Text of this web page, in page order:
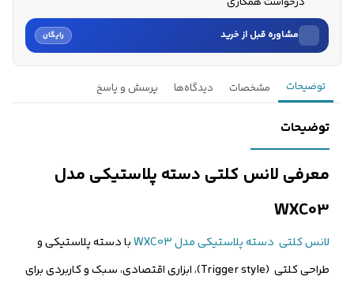
مشاوره قبل از خرید رایگان
نام
تماس می‌گیرند.
ثبت درخواست مشاوره رایگان
توضیحات مشخصات دیدگاه‌ها پرسش و پاسخ
توضیحات
معرفی لانس کلتی دسته پلاستیکی مدل
WXC03
لانس کلتی دسته پلاستیکی مدل WXC03
با دسته پلاستیکی و
طراحی کلتی (Trigger style)، ابزاری اقتصادی، سبک و کاربردی برای